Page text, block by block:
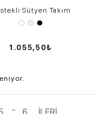
Sütyen Takım
1.055,50₺